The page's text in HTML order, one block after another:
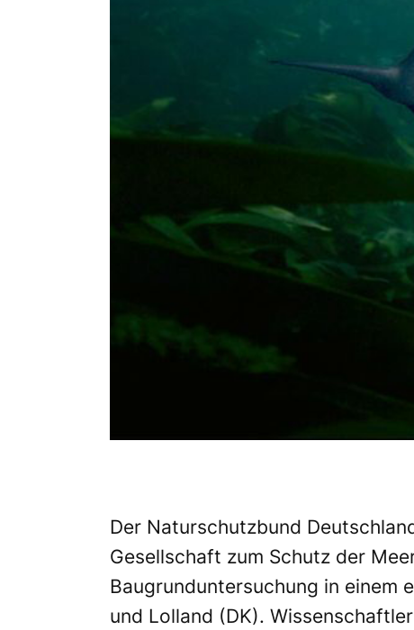
Der Naturschutzbund
Gesellschaft zum Schutz der
Baugrunduntersuchung in einem
und Lolland (DK).